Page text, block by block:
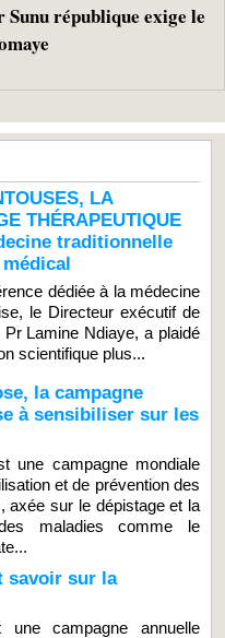
république exige le
LA
THÉRAPEUTIQUE
traditionnelle
dédiée à la médecine
le Directeur exécutif de
Pr Lamine Ndiaye, a plaidé
scientifique plus...
la campagne
à sensibiliser sur les
une campagne mondiale
et de prévention des
axée sur le dépistage et la
maladies comme le
savoir sur la
campagne annuelle